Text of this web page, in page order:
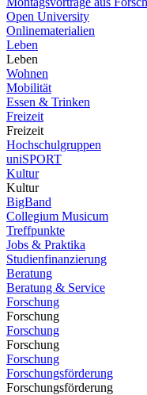
Open University
Onlinematerialien
Leben
Leben
Wohnen
Mobilität
Essen & Trinken
Freizeit
Freizeit
Hochschulgruppen
uniSPORT
Kultur
Kultur
BigBand
Collegium Musicum
Treffpunkte
Jobs & Praktika
Studienfinanzierung
Beratung
Beratung & Service
Forschung
Forschung
Forschung
Forschung
Forschung
Forschungsförderung
Forschungsförderung